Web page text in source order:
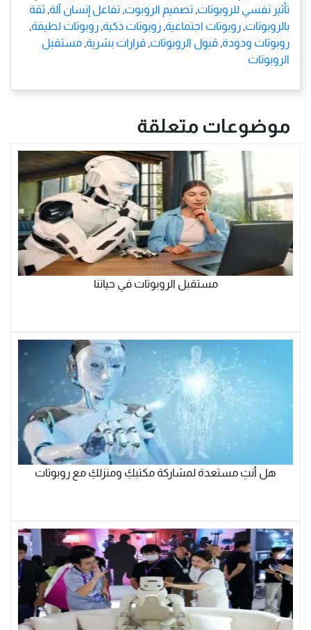
تأثير نفسي للروبوتات, تصميم الروبوت, تفاعل إنسان آلة, ثقة
بالروبوتات, روبوتات اجتماعية, روبوتات ذكية, روبوتات لطيفة,
روبوتات ودودة, قبول الروبوتات, قرارات بشرية, مستقبل
الروبوتات
موضوعات متعلقة
مستقبل الروبوتات في حياتنا
هل أنتِ مستعدة لمشاركة مكتبكِ ومنزلكِ مع روبوتات